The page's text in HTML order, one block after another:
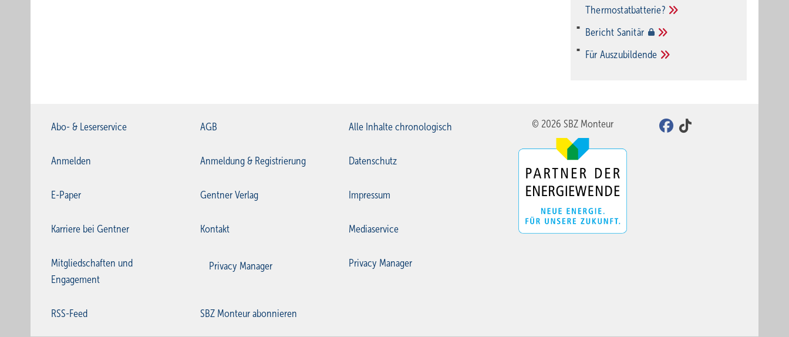
Thermostatbatterie?
Bericht Sanitär
Für Auszubildende
Abo- & Leserservice AGB Alle Inhalte chronologisch
Anmelden Anmeldung & Registrierung Datenschutz
E-Paper Gentner Verlag Impressum
Karriere bei Gentner Kontakt Mediaservice
Mitgliedschaften und
Engagement
Privacy Manager Privacy Manager
RSS-Feed SBZ Monteur abonnieren
© 2026 SBZ Monteur